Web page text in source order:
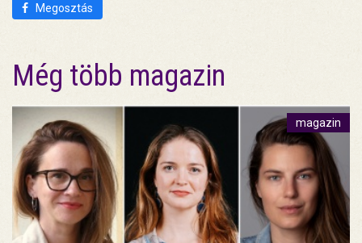
Megosztás
Még több magazin
magazin